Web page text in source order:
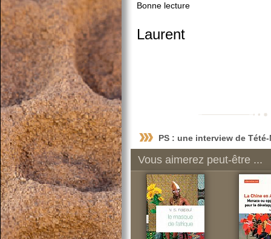
Bonne lecture
Laurent
PS : une interview de
Vous aimerez peut-être ...